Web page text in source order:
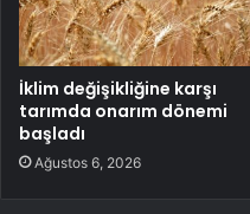
İklim değişikliğine karşı
tarımda onarım dönemi
başladı
Ağustos 6, 2026